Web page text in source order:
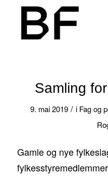
Samling
9. mai 2019 / i Fag og
Gamle og nye